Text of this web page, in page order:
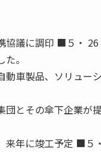
協議に調印 ■５・
。
車製品、ソリュー
とその傘下企業が
来年に竣工予定 ■